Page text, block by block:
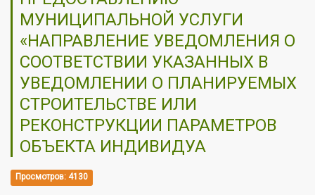
МУНИЦИПАЛЬНОЙ УСЛУГИ
«НАПРАВЛЕНИЕ УВЕДОМЛЕНИЯ О
СООТВЕТСТВИИ УКАЗАННЫХ В
УВЕДОМЛЕНИИ О ПЛАНИРУЕМЫХ
СТРОИТЕЛЬСТВЕ ИЛИ
РЕКОНСТРУКЦИИ ПАРАМЕТРОВ
ОБЪЕКТА ИНДИВИДУА
Просмотров: 4130